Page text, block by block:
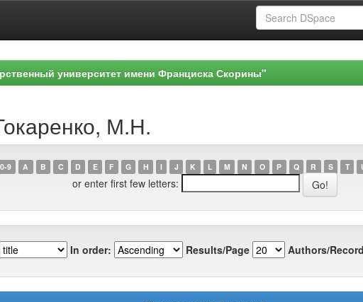
университет имени Франциска Скорины"
М.Н.
0-9 A B C D E F G H I J K L M N O P Q R S T
or enter first few letters:
In order: Results/Page Authors/